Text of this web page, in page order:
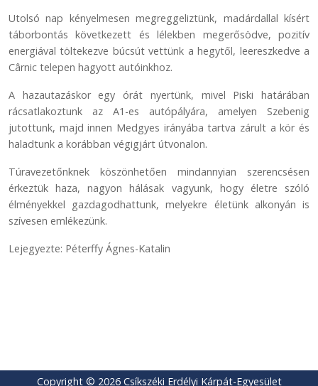
Utolsó nap kényelmesen megreggeliztünk, madárdallal kísért
táborbontás következett és lélekben megerősödve, pozitív
energiával töltekezve búcsút vettünk a hegytől, leereszkedve a
Cârnic telepen hagyott autóinkhoz.
A hazautazáskor egy órát nyertünk, mivel Piski határában
rácsatlakoztunk az A1-es autópályára, amelyen Szebenig
jutottunk, majd innen Medgyes irányába tartva zárult a kör és
haladtunk a korábban végigjárt útvonalon.
Túravezetőnknek köszönhetően mindannyian szerencsésen
érkeztük haza, nagyon hálásak vagyunk, hogy életre szóló
élményekkel gazdagodhattunk, melyekre életünk alkonyán is
szívesen emlékezünk.
Lejegyezte: Péterffy Ágnes-Katalin
Copyright © 2026 Csíkszéki Erdélyi Kárpát-Egyesület